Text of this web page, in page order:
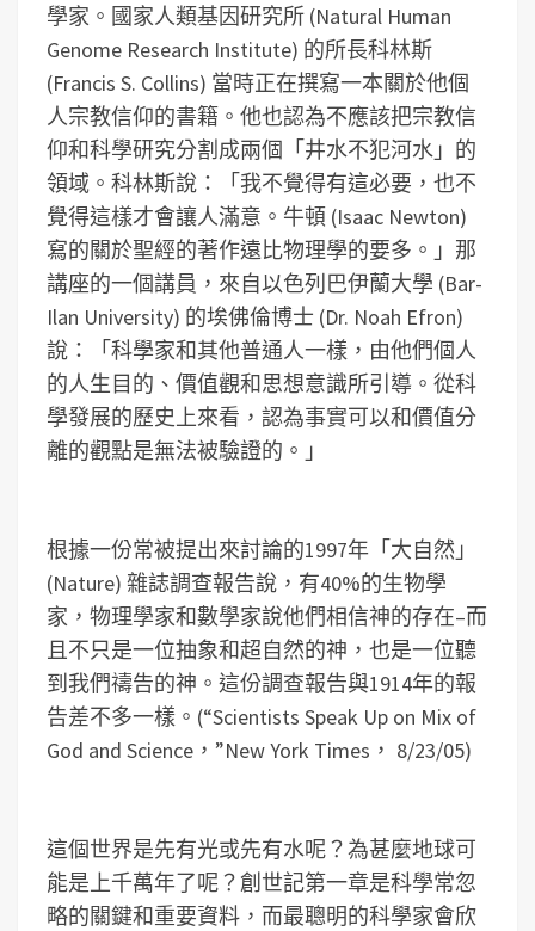
學家。國家人類基因研究所 (Natural Human
Genome Research Institute) 的所長科林斯
(Francis S. Collins) 當時正在撰寫一本關於他個
人宗教信仰的書籍。他也認為不應該把宗教信
仰和科學研究分割成兩個「井水不犯河水」的
領域。科林斯說：「我不覺得有這必要，也不
覺得這樣才會讓人滿意。牛頓 (Isaac Newton)
寫的關於聖經的著作遠比物理學的要多。」那
講座的一個講員，來自以色列巴伊蘭大學 (Bar-
Ilan University) 的埃佛倫博士 (Dr. Noah Efron)
說：「科學家和其他普通人一樣，由他們個人
的人生目的、價值觀和思想意識所引導。從科
學發展的歷史上來看，認為事實可以和價值分
離的觀點是無法被驗證的。」
根據一份常被提出來討論的1997年「大自然」
(Nature) 雜誌調查報告說，有40%的生物學
家，物理學家和數學家說他們相信神的存在–而
且不只是一位抽象和超自然的神，也是一位聽
到我們禱告的神。這份調查報告與1914年的報
告差不多一樣。(“Scientists Speak Up on Mix of
God and Science，”New York Times， 8/23/05)
這個世界是先有光或先有水呢？為甚麼地球可
能是上千萬年了呢？創世記第一章是科學常忽
略的關鍵和重要資料，而最聰明的科學家會欣